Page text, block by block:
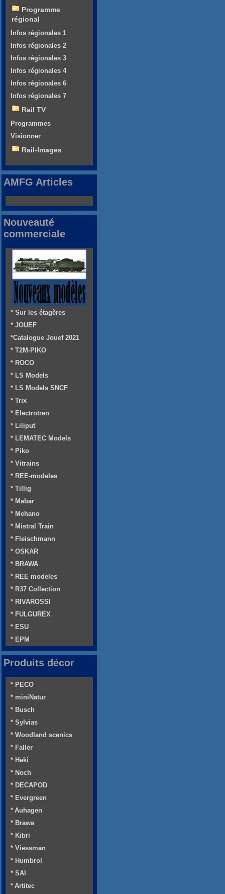
Programme
régional
Infos régionales 1
Infos régionales 2
Infos régionales 3
Infos régionales 4
Infos régionales 6
Infos régionales 7
Rail TV
Programmes
Visionner
Rail-Images
AMFG Articles
Nouveauté
commerciale
* Sur les étagères
* JOUEF
*Catalogue Jouef 2021
* T2M-PIKO
* ROCO
* LS Models
* LS Models SNCF
* Trix
* Electrotren
* Liliput
* LEMATEC Models
* Piko
* Vitrains
* REE-modeles
* Tillig
* Mabar
* Mehano
* Mistral Train
* Fleischmann
* OSKAR
* BRAWA
* REE modeles
* R37 Collection
* RIVAROSSI
* FULGUREX
* ESU
* EPM
Produits décor
* PECO
* miniNatur
* Busch
* Sylvias
* Woodland scenics
* Faller
* Heki
* Noch
* DECAPOD
* Evergreen
* Auhagen
* Brawa
* Kibri
* Viessman
* Humbrol
* SAI
* Artitec